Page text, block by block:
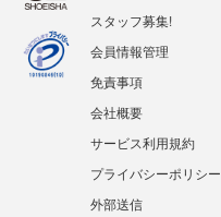
スタッフ募集!
会員情報管理
免責事項
会社概要
サービス利用規約
プライバシーポリシー
外部送信